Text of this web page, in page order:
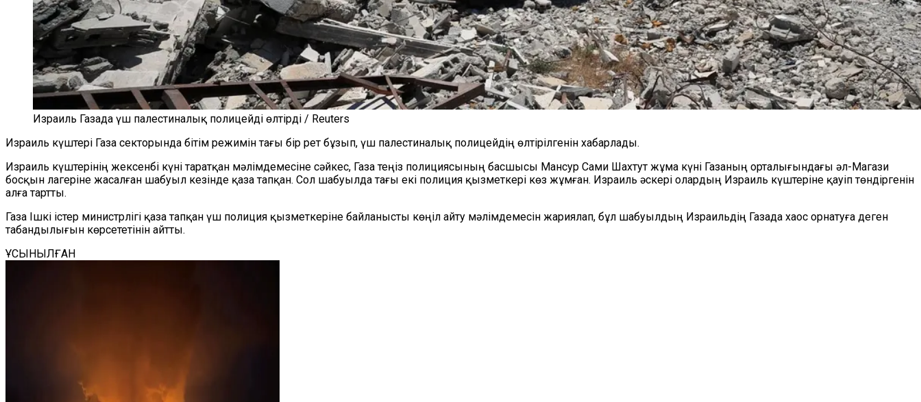
Израиль Газада үш палестиналық полицейді өлтірді / Reuters
Израиль күштері Газа секторында бітім режимін тағы бір рет бұзып, үш палестиналық полицейдің өлтірілгенін хабарлады.
Израиль күштерінің жексенбі күні таратқан мәлімдемесіне сәйкес, Газа теңіз полициясының басшысы Мансур Сами Шахтут жұма күні Газаның орталығындағы әл-Магази
босқын лагеріне жасалған шабуыл кезінде қаза тапқан. Сол шабуылда тағы екі полиция қызметкері көз жұмған. Израиль әскері олардың Израиль күштеріне қауіп төндіргенін
алға тартты.
Газа Ішкі істер министрлігі қаза тапқан үш полиция қызметкеріне байланысты көңіл айту мәлімдемесін жариялап, бұл шабуылдың Израильдің Газада хаос орнатуға деген
табандылығын көрсететінін айтты.
ҰСЫНЫЛҒАН